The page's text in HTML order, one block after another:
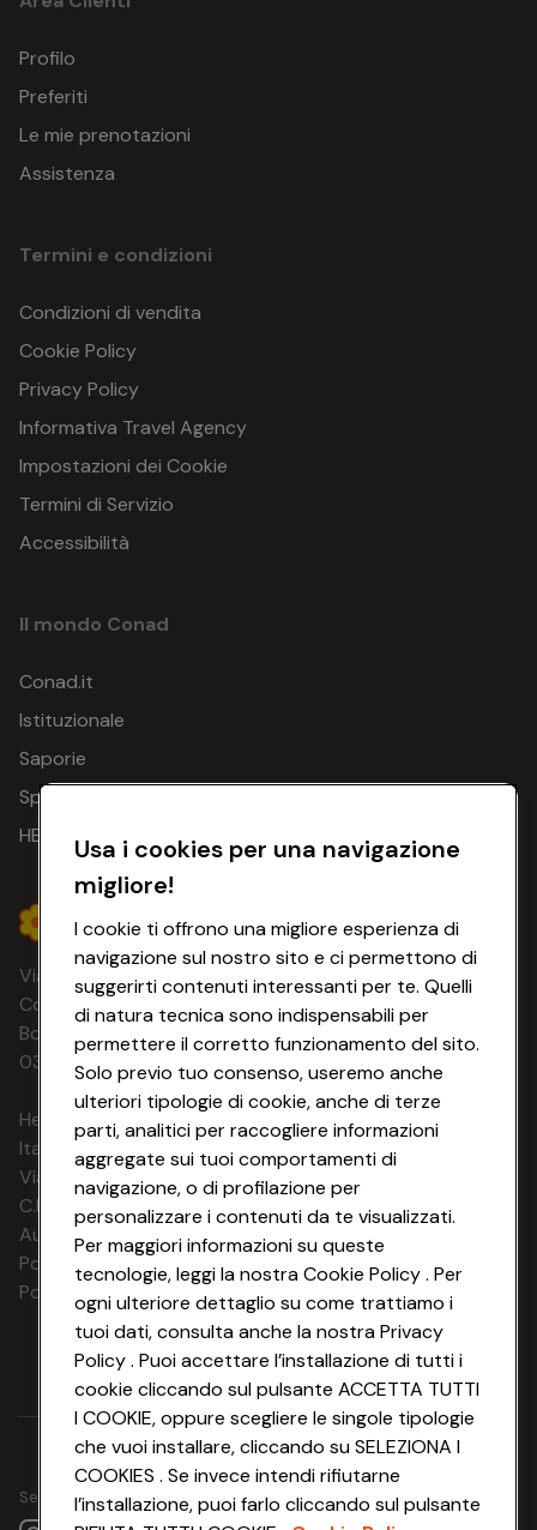
Profilo
Preferiti
Le mie prenotazioni
Assistenza
Termini e condizioni
Condizioni di vendita
Cookie Policy
Privacy Policy
Informativa Travel Agency
Impostazioni dei Cookie
Termini di Servizio
Accessibilità
Il mondo Conad
Conad.it
Istituzionale
Saporie
Spesa Online
HEYCONAD
Via Michelino, 59 | 40127 BOLOGNA
Codice Fiscale e Registro Imprese di
Bologna 00865960157 PARTITA IVA
03320960374 CONAD SOC. COOP.
HeyConad Viaggi è un servizio gestito da
Italia Travel Marketing S.r.l.
Via Chiesolina 8 | 37066 Sommacampagna (VR)
C.F. e P.IVA: 03816060234
Aut. Prov Verona n. 4737/10
Polizza Ass. RC n. 177765037
Polizza Ass. Protection n. 6006000083/F
Seguici su
Usa i cookies per una navigazione
migliore!
I cookie ti offrono una migliore esperienza di
navigazione sul nostro sito e ci permettono di
suggerirti contenuti interessanti per te. Quelli
di natura tecnica sono indispensabili per
permettere il corretto funzionamento del sito.
Solo previo tuo consenso, useremo anche
ulteriori tipologie di cookie, anche di terze
parti, analitici per raccogliere informazioni
aggregate sui tuoi comportamenti di
navigazione, o di profilazione per
personalizzare i contenuti da te visualizzati.
Per maggiori informazioni su queste
tecnologie, leggi la nostra Cookie Policy . Per
ogni ulteriore dettaglio su come trattiamo i
tuoi dati, consulta anche la nostra Privacy
Policy . Puoi accettare l’installazione di tutti i
cookie cliccando sul pulsante ACCETTA TUTTI
I COOKIE, oppure scegliere le singole tipologie
che vuoi installare, cliccando su SELEZIONA I
COOKIES . Se invece intendi rifiutarne
l’installazione, puoi farlo cliccando sul pulsante